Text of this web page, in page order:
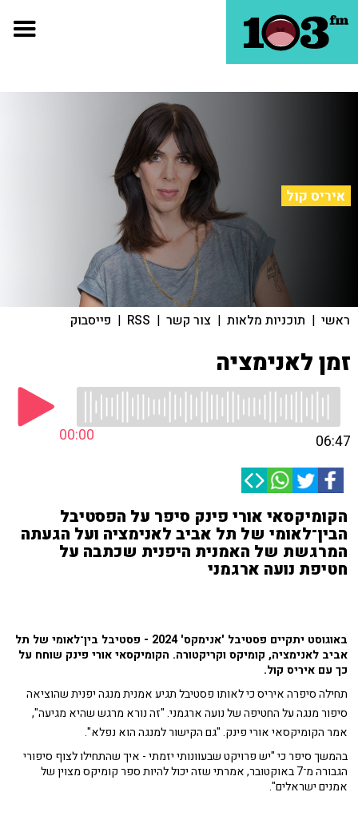
איריס קול
ראשי | תוכניות מלאות | צור קשר |
RSS
| פייסבוק
זמן לאנימציה
00:00 06:47
הקומיקסאי אורי פינק סיפר על הפסטיבל
הבין־לאומי של תל אביב לאנימציה ועל הגעתה
המרגשת של האמנית היפנית שכתבה על
חטיפת נועה ארגמני
באוגוסט יתקיים פ
סטיבל 'אנימקס' 2024 - פסטיבל בין־לאומי של תל
אביב לאנימציה, קומיקס וקריקטורה. הקומיקסאי אורי פינק שוחח על
כך עם איריס קול.
תחילה סיפרה איריס כי לאותו פסטיבל תגיע אמנית מנגה יפנית שהוציאה
סיפור מנגה על החטיפה של נועה ארגמני. "זה נורא מרגש שהיא מגיעה",
אמרהקומיקסאי אורי פינק."גם הקישור למנגה הוא נפלא".
בהמשך סיפר כי "יש פרויקט שבעוונותי יזמתי - איך שהתחילו לצוף סיפורי
הגבורה מ־7 באוקטובר, אמרתי שזה יכול להיות ספר קומיקס מצוין של
אמנים ישראלים".